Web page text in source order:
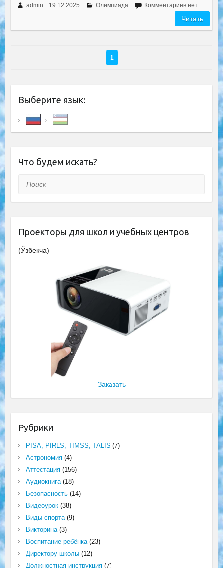
admin 19.12.2025 Олимпиада Комментариев нет
Читать
1
Выберите язык:
Что будем искать?
Поиск
Проекторы для школ и учебных центров
(Ўзбекча)
Заказать
Рубрики
PISA, PIRLS, TIMSS, TALIS (7)
Астрономия(4)
Аттестация(156)
Аудиокнига(18)
Безопасность(14)
Видеоурок(38)
Виды спорта(9)
Викторина(3)
Воспитание ребёнка(23)
Директору школы(12)
Должностная инструкция(7)